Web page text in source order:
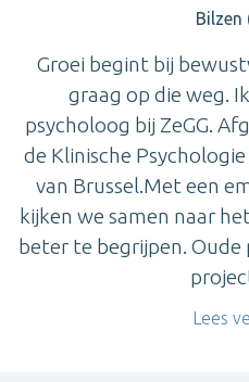
Bilzen
Groei begint bij
graag op die weg.
psycholoog bij ZeGG.
de Klinische
van Brussel.Met een
kijken we samen naar
beter te begrijpen.
Lees